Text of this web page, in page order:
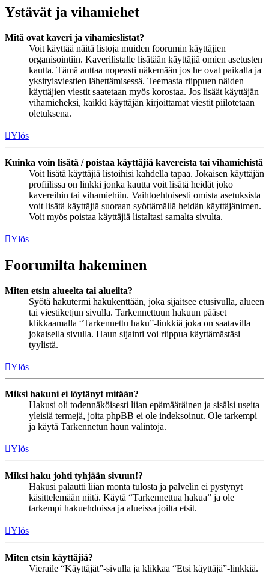
Ystävät ja vihamiehet
Mitä ovat kaveri ja vihamieslistat?
Voit käyttää näitä listoja muiden foorumin käyttäjien
organisointiin. Kaverilistalle lisätään käyttäjiä omien asetusten
kautta. Tämä auttaa nopeasti näkemään jos he ovat paikalla ja
yksityisviestien lähettämisessä. Teemasta riippuen näiden
käyttäjien viestit saatetaan myös korostaa. Jos lisäät käyttäjän
vihamieheksi, kaikki käyttäjän kirjoittamat viestit piilotetaan
oletuksena.
Ylös
Kuinka voin lisätä / poistaa käyttäjiä kavereista tai vihamiehistä
Voit lisätä käyttäjiä listoihisi kahdella tapaa. Jokaisen käyttäjän
profiilissa on linkki jonka kautta voit lisätä heidät joko
kavereihin tai vihamiehiin. Vaihtoehtoisesti omista asetuksista
voit lisätä käyttäjiä suoraan syöttämällä heidän käyttäjänimen.
Voit myös poistaa käyttäjiä listaltasi samalta sivulta.
Ylös
Foorumilta hakeminen
Miten etsin alueelta tai alueilta?
Syötä hakutermi hakukenttään, joka sijaitsee etusivulla, alueen
tai viestiketjun sivulla. Tarkennettuun hakuun pääset
klikkaamalla “Tarkennettu haku”-linkkiä joka on saatavilla
jokaisella sivulla. Haun sijainti voi riippua käyttämästäsi
tyylistä.
Ylös
Miksi hakuni ei löytänyt mitään?
Hakusi oli todennäköisesti liian epämääräinen ja sisälsi useita
yleisiä termejä, joita phpBB ei ole indeksoinut. Ole tarkempi
ja käytä Tarkennetun haun valintoja.
Ylös
Miksi haku johti tyhjään sivuun!?
Hakusi palautti liian monta tulosta ja palvelin ei pystynyt
käsittelemään niitä. Käytä “Tarkennettua hakua” ja ole
tarkempi hakuehdoissa ja alueissa joilta etsit.
Ylös
Miten etsin käyttäjiä?
Vieraile “Käyttäjät”-sivulla ja klikkaa “Etsi käyttäjä”-linkkiä.